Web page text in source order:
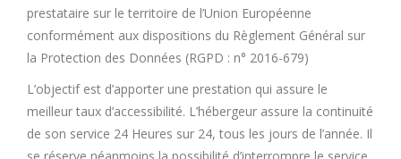
prestataire sur le territoire de l’Union Européenne
conformément aux dispositions du Règlement Général sur
la Protection des Données (RGPD : n° 2016-679)
L’objectif est d’apporter une prestation qui assure le
meilleur taux d’accessibilité. L’hébergeur assure la continuité
de son service 24 Heures sur 24, tous les jours de l’année. Il